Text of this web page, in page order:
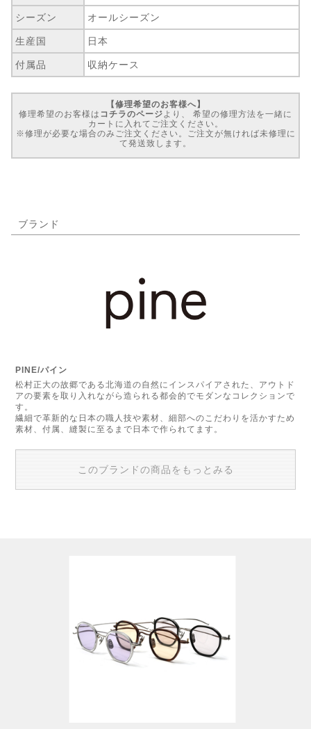
シーズン オールシーズン
生産国 日本
付属品 収納ケース
【修理希望のお客様へ】
修理希望のお客様は コチラのページ より、 希望の修理方法を一緒に
カートに入れてご注文ください。
※修理が必要な場合のみご注文ください。ご注文が無ければ未修理に
て発送致します。
ブランド
PINE/パイン
松村正大の故郷である北海道の自然にインスパイアされた、アウトド
アの要素を取り入れながら造られる都会的でモダンなコレクションで
す。
繊細で革新的な日本の職人技や素材、細部へのこだわりを活かすため
素材、付属、縫製に至るまで日本で作られてます。
このブランドの商品をもっとみる